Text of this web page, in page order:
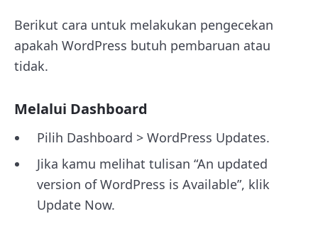
Berikut cara untuk melakukan pengecekan
apakah WordPress butuh pembaruan atau
tidak.
Melalui Dashboard
Pilih Dashboard > WordPress Updates.
Jika kamu melihat tulisan “An updated
version of WordPress is Available”, klik
Update Now.